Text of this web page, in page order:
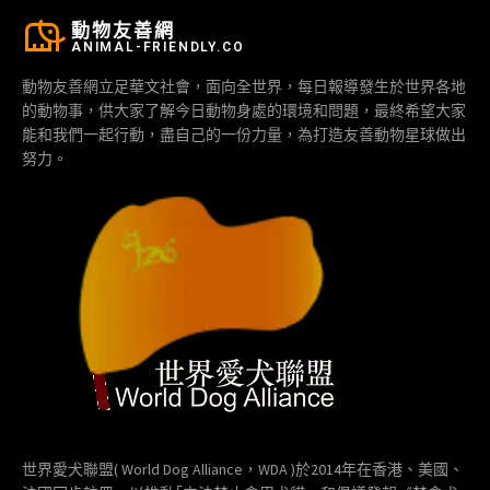
動物友善網
ANIMAL-FRIENDLY.CO
動物友善網立足華文社會，面向全世界，每日報導發生於世界各地
的動物事，供大家了解今日動物身處的環境和問題，最終希望大家
能和我們一起行動，盡自己的一份力量，為打造友善動物星球做出
努力。
世界愛犬聯盟( World Dog Alliance，WDA )於2014年在香港、美國、